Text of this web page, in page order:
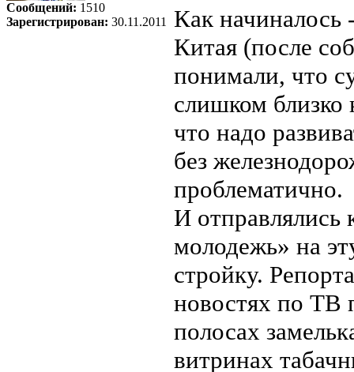
Сообщений: 1510
Зарегистрирован: 30.11.2011
Как начиналось
Китая (после
понимали, что
слишком близко
что надо
без
проблематично.
И отправлялись
молодежь» на
стройку.
новостях по ТВ
полосах
витринах